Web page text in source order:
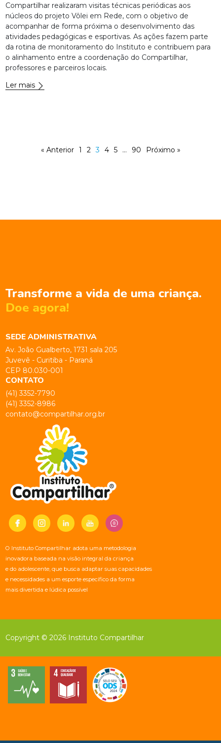
Compartilhar realizaram visitas técnicas periódicas aos
núcleos do projeto Vôlei em Rede, com o objetivo de
acompanhar de forma próxima o desenvolvimento das
atividades pedagógicas e esportivas. As ações fazem parte
da rotina de monitoramento do Instituto e contribuem para
o alinhamento entre a coordenação do Compartilhar,
professores e parceiros locais.
Ler mais
« Anterior 1 2 3 4 5 … 90 Próximo »
Transforme a vida de uma criança.
Doe agora!
SEDE ADMINISTRATIVA
Av. João Gualberto, 1731 sala 205
Juvevê - Curitiba - Paraná
CEP 80.030-001
CONTATO
(41) 3352-7790
(41) 3352-8986
contato@compartilhar.org.br
O Instituto Compartilhar adota uma metodologia
inovadora baseada na visão integral da criança
e do adolescente, que busca adaptar suas capacidades
e necessidades a um esporte específico da forma
mais divertida e lúdica possível
Copyright © 2026 Instituto Compartilhar